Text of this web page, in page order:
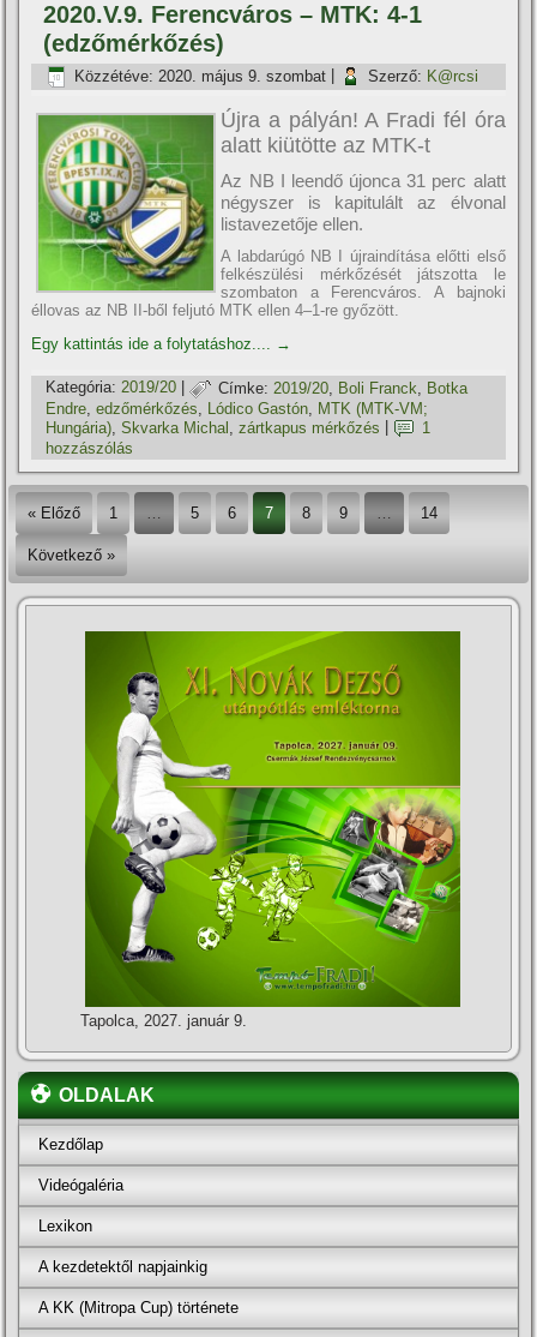
2020.V.9. Ferencváros – MTK: 4-1
(edzőmérkőzés)
Közzétéve: 2020. május 9. szombat Szerző: K@rcsi
Újra a pályán! A Fradi fél óra
alatt kiütötte az MTK-t
Az NB I leendő újonca 31 perc alatt
négyszer is kapitulált az élvonal
listavezetője ellen.
A labdarúgó NB I újraindí­tása előtti első
felkészülési mérkőzését játszotta le
szombaton a Ferencváros. A bajnoki
éllovas az NB II-ből feljutó MTK ellen 4–1-re győzött.
Egy kattintás ide a folytatáshoz.... →
Kategória: 2019/20 | Címke: 2019/20 Boli Franck
Botka
Endre,edzőmérkőzés, Lódico Gastón, MTK (MTK-VM;
Hungária) ,Skvarka Michal ,zártkapus mérkőzés
1
hozzászólás
« Előző 1 … 5 6 7 8 9 … 14
Következő »
Tapolca, 2027. január 9.
OLDALAK
Kezdőlap
Videógaléria
Lexikon
A kezdetektől napjainkig
A KK (Mitropa Cup) története